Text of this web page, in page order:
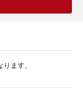
ます。